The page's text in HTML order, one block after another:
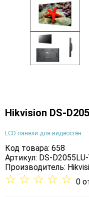
Hikvision DS-
LCD панели для видеостен
Код товара: 658
Артикул: DS-
Производитель:
☆ ☆ ☆ ☆ ☆ 0